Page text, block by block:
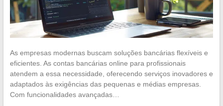
As empresas modernas buscam soluções bancárias flexíveis e
eficientes. As contas bancárias online para profissionais
atendem a essa necessidade, oferecendo serviços inovadores e
adaptados às exigências das pequenas e médias empresas.
Com funcionalidades avançadas…